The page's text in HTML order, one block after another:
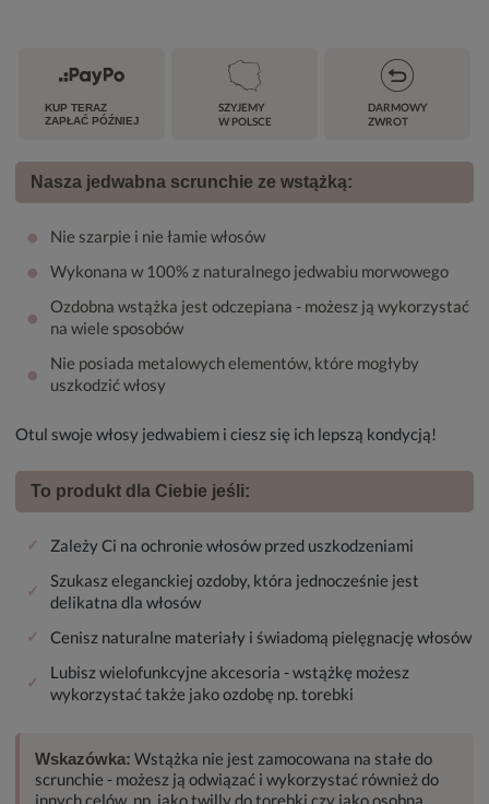
KUP TERAZ
ZAPŁAĆ PÓŹNIEJ
SZYJEMY
W POLSCE
DARMOWY
ZWROT
Nasza jedwabna scrunchie ze wstążką:
• Nie szarpie i nie łamie włosów
• Wykonana w 100% z naturalnego jedwabiu morwowego
•
Ozdobna wstążka jest odczepiana - możesz ją wykorzystać
na wiele sposobów
•
Nie posiada metalowych elementów, które mogłyby
uszkodzić włosy
Otul swoje włosy jedwabiem i ciesz się ich lepszą kondycją!
To produkt dla Ciebie jeśli:
✓ Zależy Ci na ochronie włosów przed uszkodzeniami
✓
Szukasz eleganckiej ozdoby, która jednocześnie jest
delikatna dla włosów
✓ Cenisz naturalne materiały i świadomą pielęgnację włosów
✓
Lubisz wielofunkcyjne akcesoria - wstążkę możesz
wykorzystać także jako ozdobę np. torebki
Wskazówka: Wstążka nie jest zamocowana na stałe do
scrunchie - możesz ją odwiązać i wykorzystać również do
innych celów, np. jako twilly do torebki czy jako osobną